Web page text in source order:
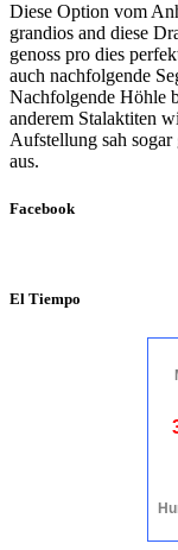
Diese Option vom
grandios and diese
genoss pro dies
auch nachfolgende
Nachfolgende Höhle
anderem Stalaktiten
Aufstellung sah
aus.
Facebook
El Tiempo